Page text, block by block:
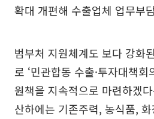
확대 개편해 수출업체 업무부
범부처 지원체계도 보다 강화
로 ‘민관합동 수출·투자대책회
원책을 지속적으로 마련하겠
산하에는 기존주력, 농식품, 화